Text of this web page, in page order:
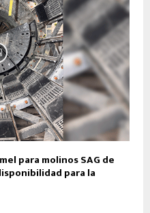
para molinos SAG de
para la